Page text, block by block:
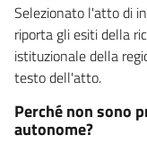
Selezionato l'atto di
riporta gli esiti della
istituzionale della
testo dell'atto.
Perché non sono
autonome?